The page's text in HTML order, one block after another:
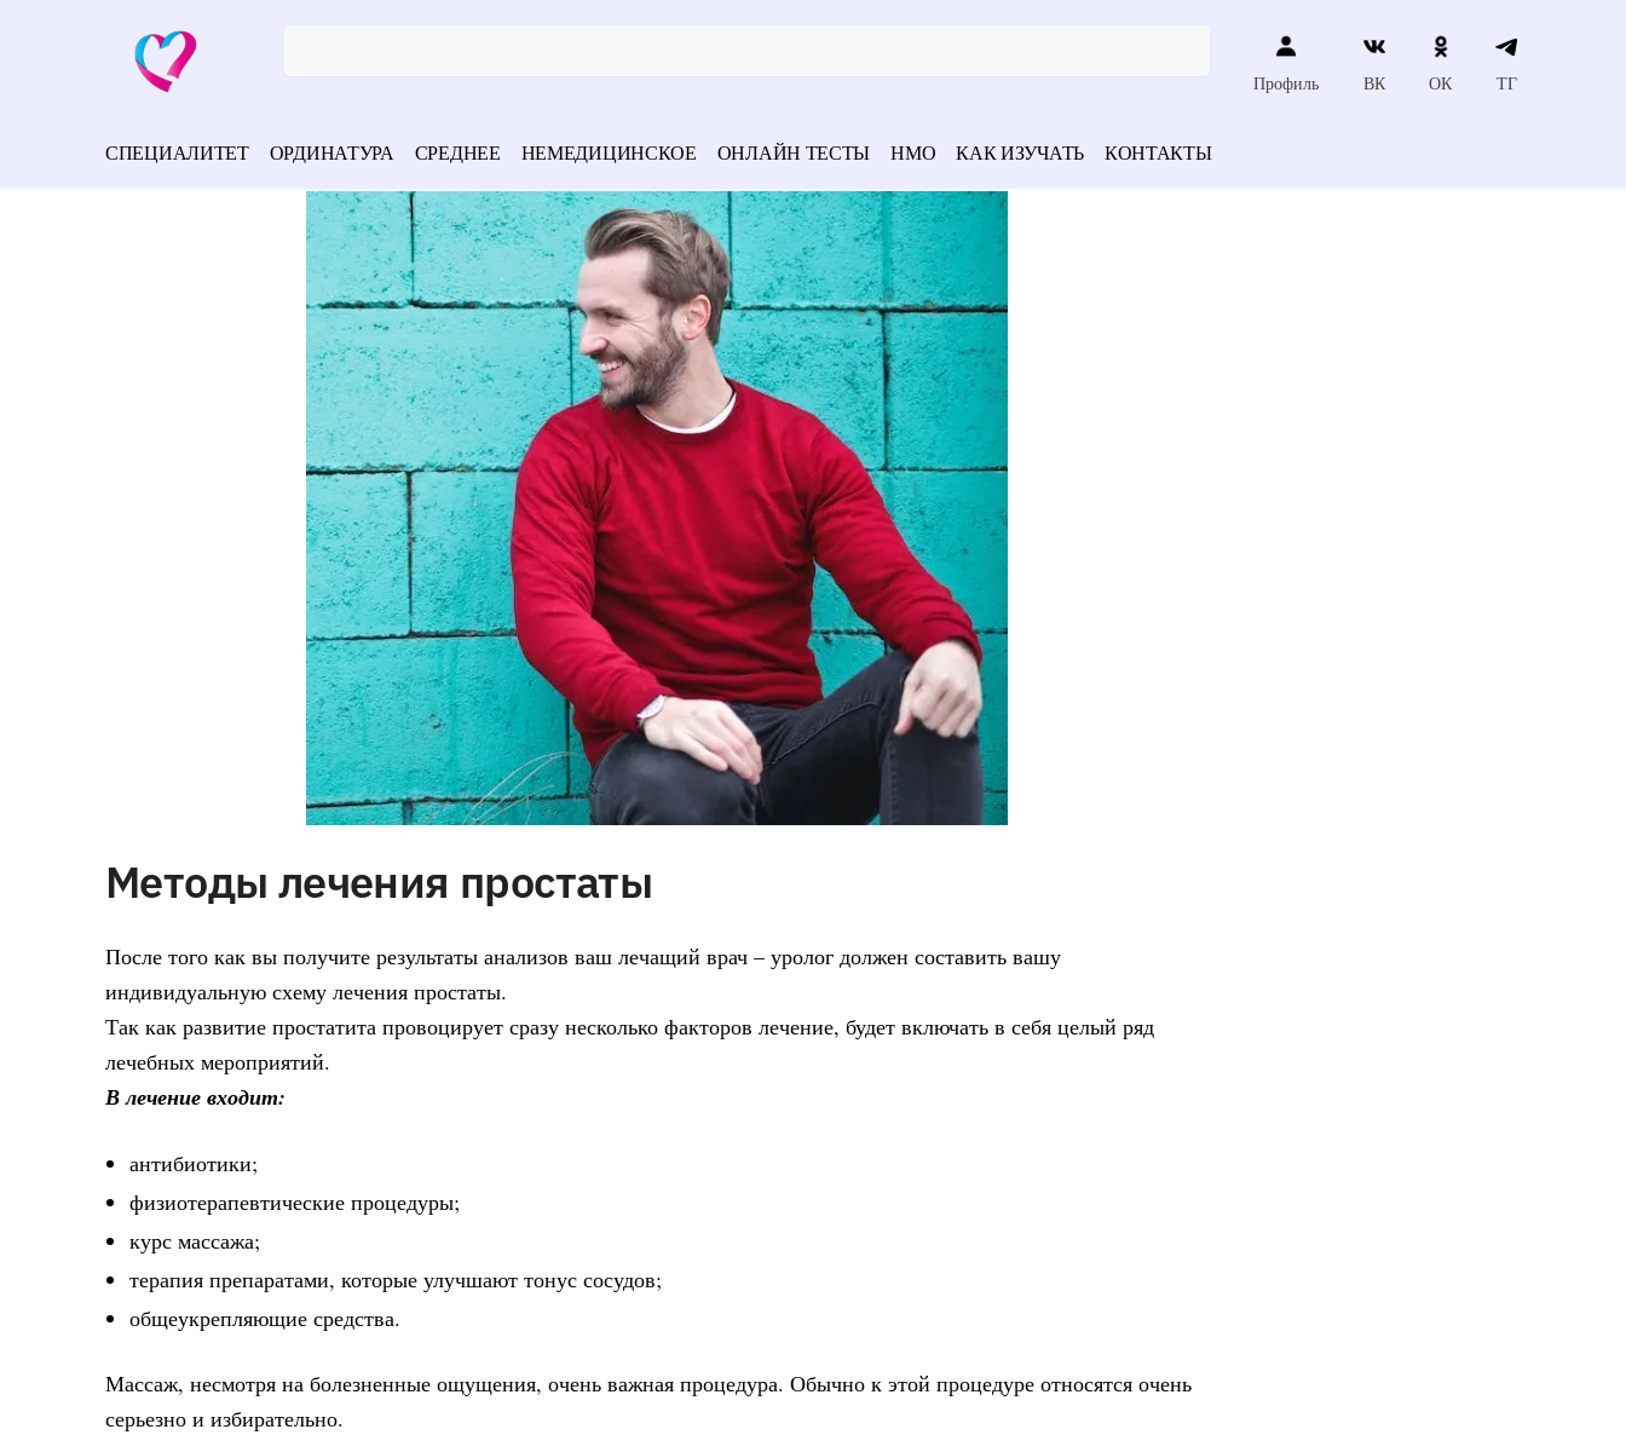
Профиль ВК ОК ТГ
СПЕЦИАЛИТЕТ ОРДИНАТУРА СРЕДНЕЕ НЕМЕДИЦИНСКОЕ ОНЛАЙН ТЕСТЫ НМО КАК ИЗУЧАТЬ КОНТАКТЫ
Методы лечения простаты
После того как вы получите результаты анализов ваш лечащий врач – уролог должен составить вашу
индивидуальную схему лечения простаты.
Так как развитие простатита провоцирует сразу несколько факторов лечение, будет включать в себя целый ряд
лечебных мероприятий.
В лечение входит:
антибиотики;
физиотерапевтические процедуры;
курс массажа;
терапия препаратами, которые улучшают тонус сосудов;
общеукрепляющие средства.
Массаж, несмотря на болезненные ощущения, очень важная процедура. Обычно к этой процедуре относятся очень
серьезно и избирательно.